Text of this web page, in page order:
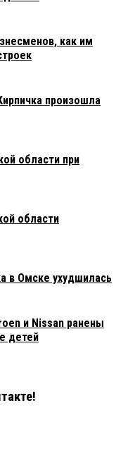
как им
произошла
области при
области
в Омске ухудшилась
и Nissan ранены
детей